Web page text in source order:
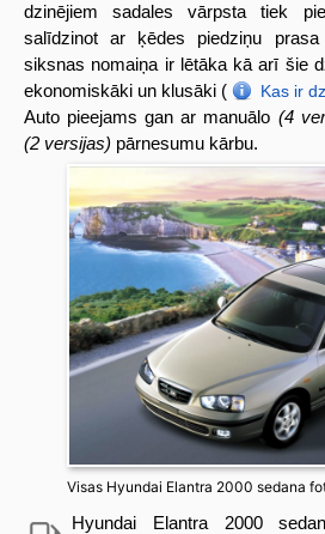
dzinējiem sadales vārpsta tiek
salīdzinot ar ķēdes piedziņu
siksnas nomaiņa ir lētāka kā arī šie
ekonomiskāki un klusāki (
Kas ir
Auto pieejams gan ar manuālo (4
(2 versijas) pārnesumu kārbu.
Visas Hyundai Elantra 2000 sedana
Hyundai Elantra 2000